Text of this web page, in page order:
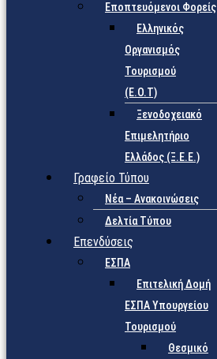
Εποπτευόμενοι Φορείς
Eλληνικός
Οργανισμός
Τουρισμού
(Ε.Ο.Τ)
Ξενοδοχειακό
Επιμελητήριο
Ελλάδος (Ξ.Ε.Ε.)
Γραφείο Τύπου
Νέα – Ανακοινώσεις
Δελτία Τύπου
Επενδύσεις
ΕΣΠΑ
Επιτελική Δομή
ΕΣΠΑ Υπουργείου
Τουρισμού
Θεσμικό